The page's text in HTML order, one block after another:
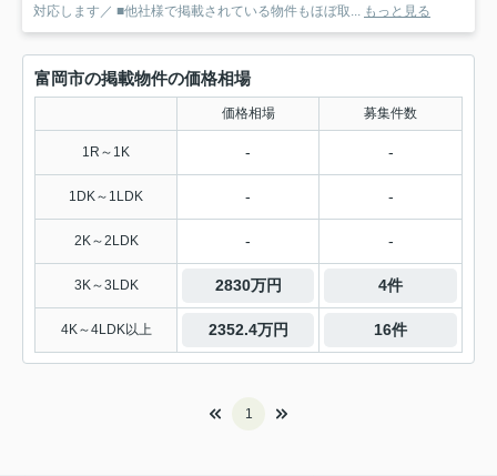
対応します／ ■他社様で掲載されている物件もほぼ取...
もっと見る
富岡市の掲載物件の価格相場
価格相場 募集件数
1R～1K - -
1DK～1LDK - -
2K～2LDK - -
3K～3LDK 2830万円 4件
4K～4LDK以上 2352.4万円 16件
1